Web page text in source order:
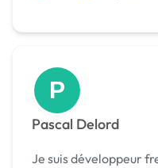
P
Pascal Delord
Je suis développeur